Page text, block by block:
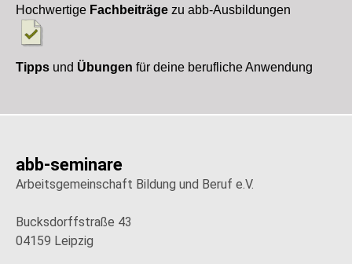
Hochwertige Fachbeiträge zu abb-Ausbildungen
Tipps und Übungen für deine berufliche Anwendung
abb-seminare
Arbeitsgemeinschaft Bildung und Beruf e.V.
Bucksdorffstraße 43
04159 Leipzig